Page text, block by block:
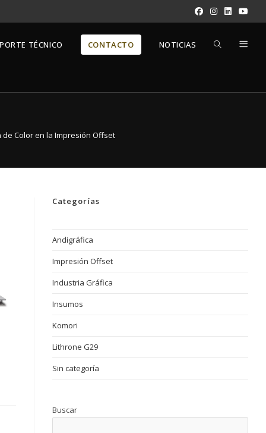
TÉCNICO CONTACTO NOTICIAS
Color en la Impresión Offset
Categorías
Andigráfica
Impresión Offset
Industria Gráfica
Insumos
Komori
Lithrone G29
Sin categoría
Buscar